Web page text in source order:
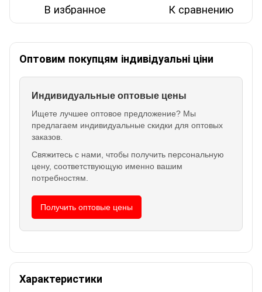
В избранное К сравнению
Оптовим покупцям індивідуальні ціни
Индивидуальные оптовые цены
Ищете лучшее оптовое предложение? Мы
предлагаем индивидуальные скидки для оптовых
заказов.
Свяжитесь с нами, чтобы получить персональную
цену, соответствующую именно вашим
потребностям.
Получить оптовые цены
Характеристики